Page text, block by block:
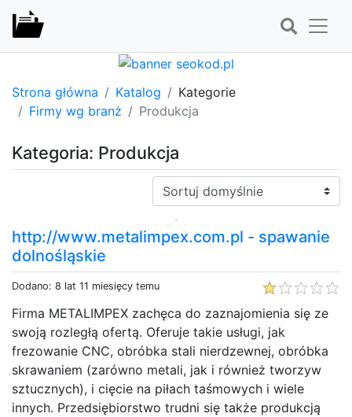
Strona główna Katalog
Kategorie
Firmy wg branż
Produkcja
Kategoria: Produkcja
Sortuj:
http://www.metalimpex.com.pl - spawanie
dolnośląskie
Dodano: 8 lat 11 miesięcy temu
Firma METALIMPEX zachęca do zaznajomienia się ze
swoją rozległą ofertą. Oferuje takie usługi, jak
frezowanie CNC, obróbka stali nierdzewnej, obróbka
skrawaniem (zarówno metali, jak i również tworzyw
sztucznych), i cięcie na piłach taśmowych i wiele
innych. Przedsiębiorstwo trudni się także produkcją